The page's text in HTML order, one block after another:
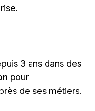
3 ans dans des
pour
de ses métiers.